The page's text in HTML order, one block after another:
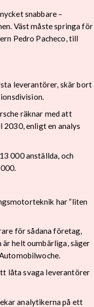
snabbare –
Väst måste springa för
Pedro Pacheco, till
leverantörer, skär bort
räknar med att
enligt en analys
000 anställda, och
har ”liten
för sådana företag,
helt oumbärliga, säger
låta svaga leverantörer
analytikerna på ett